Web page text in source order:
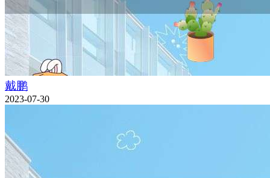
戴鹏
2023-07-30